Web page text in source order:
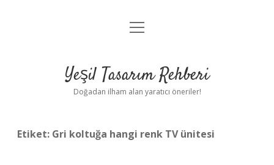
Anasayfa
Yasal Uyarı
menüyü
Yeşil Tasarım Rehberi
Doğadan ilham alan yaratıcı öneriler!
Etiket: Gri koltuğa hangi renk TV ünitesi